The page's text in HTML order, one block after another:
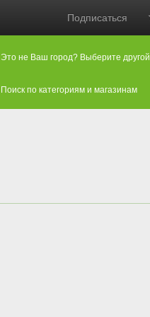
Подписаться
Это не Ваш город? Выберите другой
Поиск по категориям и магазинам